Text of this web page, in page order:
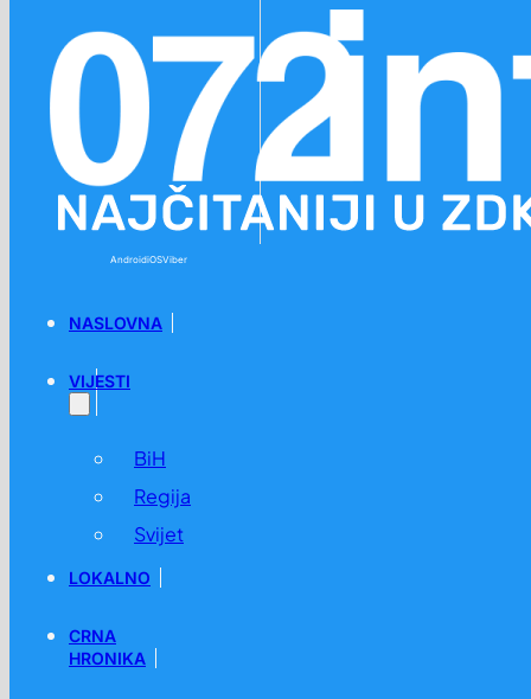
AndroidiOSViber
NASLOVNA
VIJESTI
BiH
Regija
Svijet
LOKALNO
CRNA
HRONIKA